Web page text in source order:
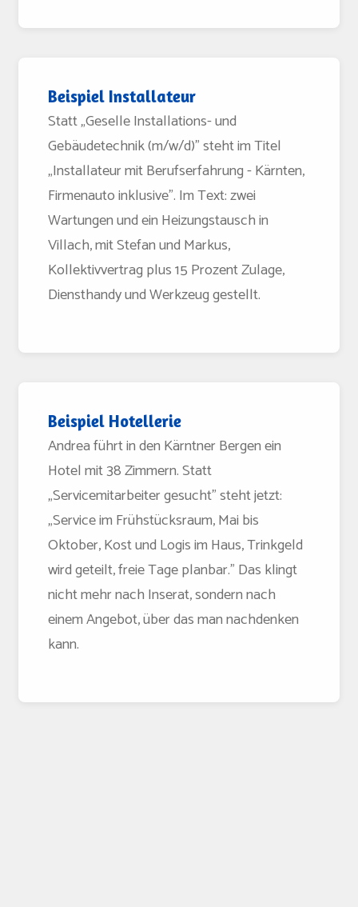
Beispiel Installateur
Statt „Geselle Installations- und
Gebäudetechnik (m/w/d)" steht im Titel
„Installateur mit Berufserfahrung - Kärnten,
Firmenauto inklusive". Im Text: zwei
Wartungen und ein Heizungstausch in
Villach, mit Stefan und Markus,
Kollektivvertrag plus 15 Prozent Zulage,
Diensthandy und Werkzeug gestellt.
Beispiel Hotellerie
Andrea führt in den Kärntner Bergen ein
Hotel mit 38 Zimmern. Statt
„Servicemitarbeiter gesucht" steht jetzt:
„Service im Frühstücksraum, Mai bis
Oktober, Kost und Logis im Haus, Trinkgeld
wird geteilt, freie Tage planbar." Das klingt
nicht mehr nach Inserat, sondern nach
einem Angebot, über das man nachdenken
kann.